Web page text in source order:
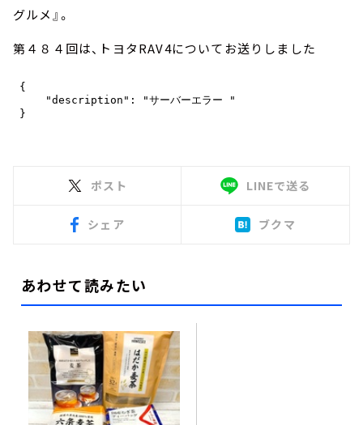
グルメ』。
第４８４回は、トヨタRAV4についてお送りしました
ポスト LINEで送る
シェア ブクマ
あわせて読みたい